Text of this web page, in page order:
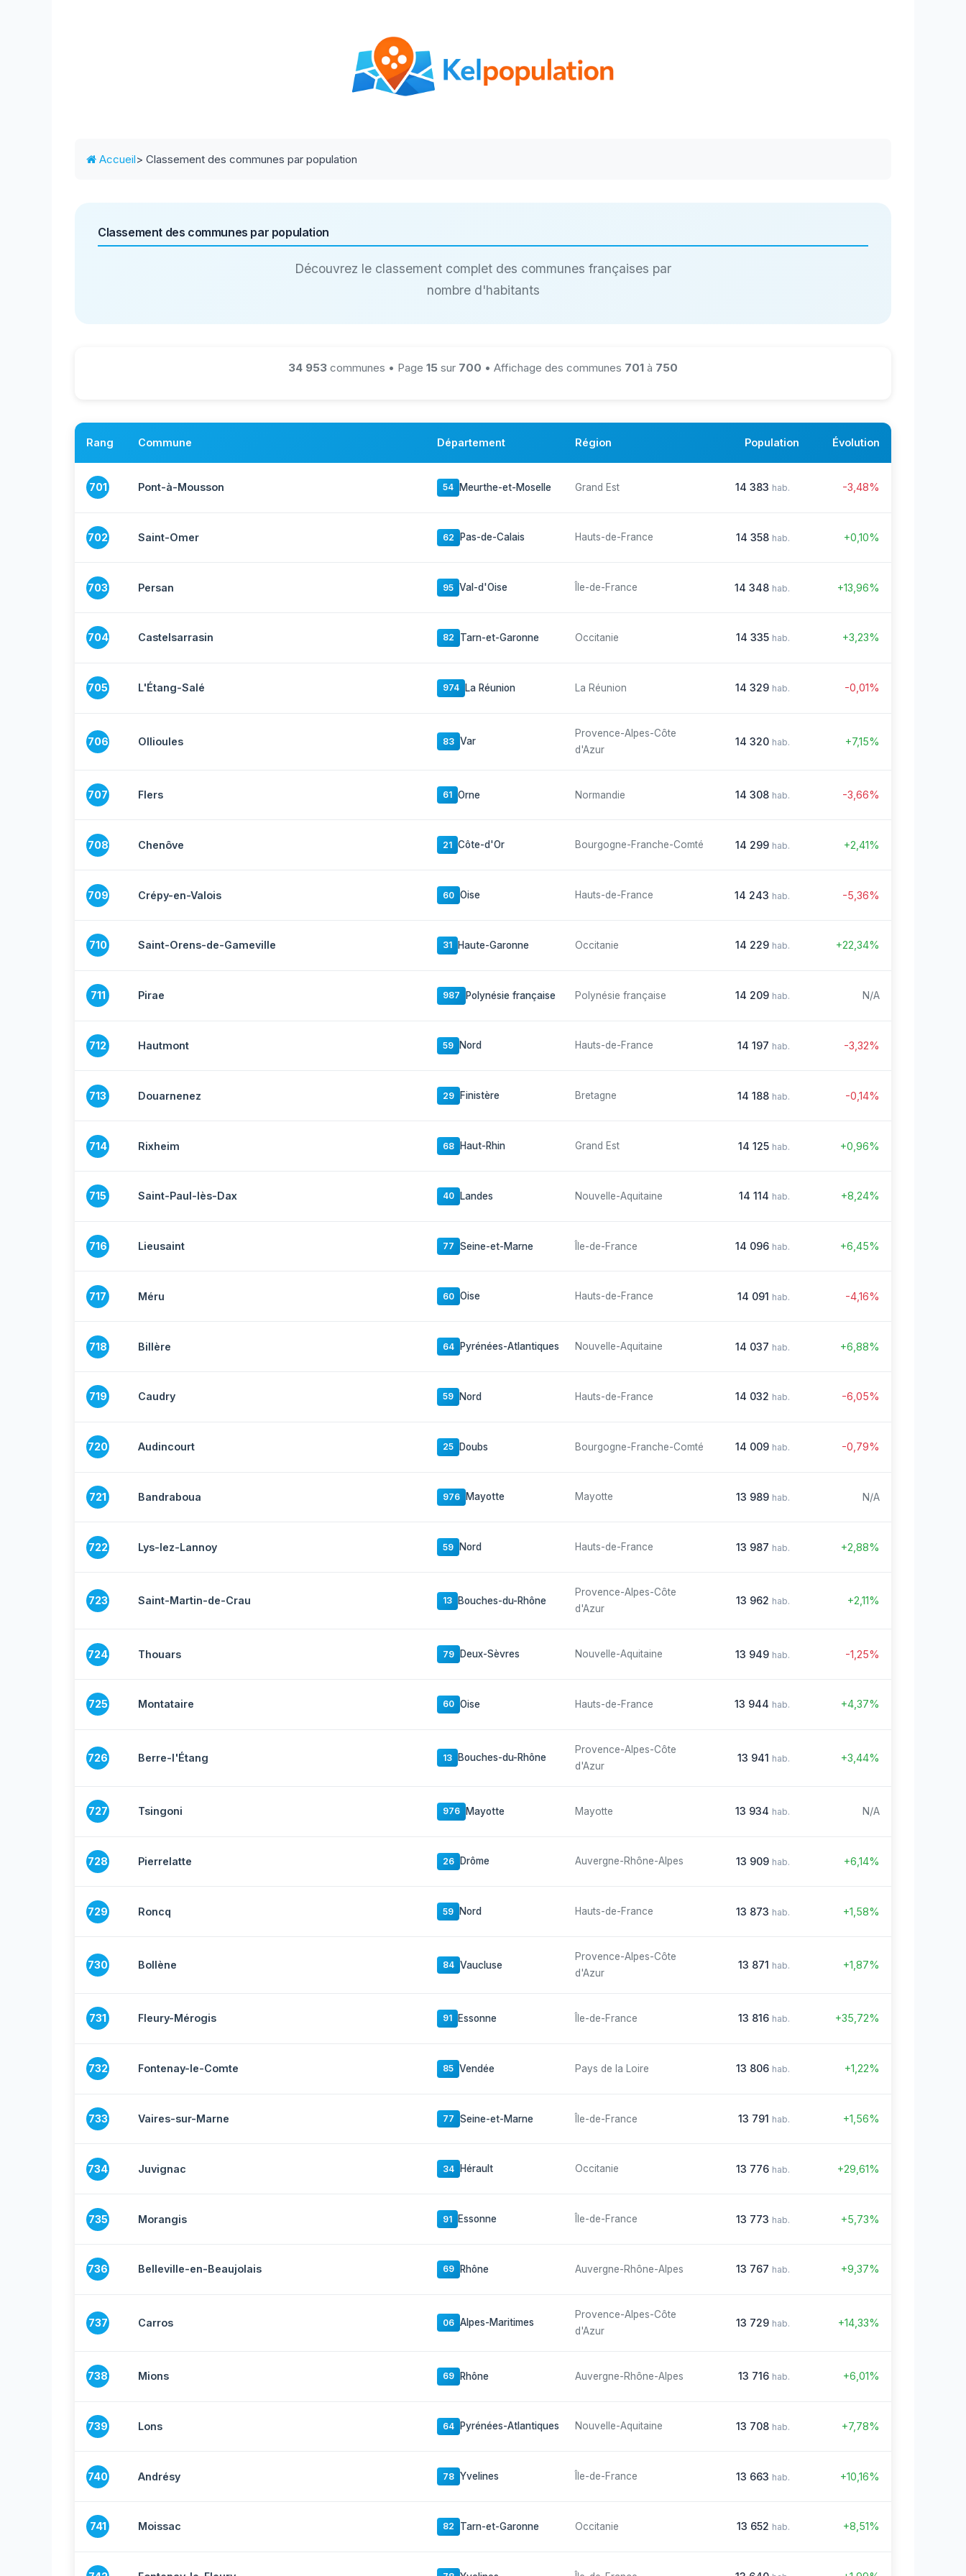
Accueil> Classement des communes par population
Classement des communes par population
Découvrez le classement complet des communes françaises par
nombre d'habitants
34 953 communes • Page 15 sur 700 • Affichage des communes 701 à 750
Rang Commune Département Région Population Évolution
701 Pont-à-Mousson 54 Meurthe-et-Moselle Grand Est 14 383 hab. -3,48%
702 Saint-Omer 62 Pas-de-Calais Hauts-de-France 14 358 hab. +0,10%
703 Persan 95 Val-d'Oise Île-de-France 14 348 hab. +13,96%
704 Castelsarrasin 82 Tarn-et-Garonne Occitanie 14 335 hab. +3,23%
705 L'Étang-Salé 974 La Réunion La Réunion 14 329 hab. -0,01%
706 Ollioules 83 Var
Provence-Alpes-Côte
d'Azur
14 320 hab. +7,15%
707 Flers 61 Orne Normandie 14 308 hab. -3,66%
708 Chenôve 21 Côte-d'Or Bourgogne-Franche-Comté 14 299 hab. +2,41%
709 Crépy-en-Valois 60 Oise Hauts-de-France 14 243 hab. -5,36%
710 Saint-Orens-de-Gameville 31 Haute-Garonne Occitanie 14 229 hab. +22,34%
711 Pirae 987 Polynésie française Polynésie française 14 209 hab. N/A
712 Hautmont 59 Nord Hauts-de-France 14 197 hab. -3,32%
713 Douarnenez 29 Finistère Bretagne 14 188 hab. -0,14%
714 Rixheim 68 Haut-Rhin Grand Est 14 125 hab. +0,96%
715 Saint-Paul-lès-Dax 40 Landes Nouvelle-Aquitaine 14 114 hab. +8,24%
716 Lieusaint 77 Seine-et-Marne Île-de-France 14 096 hab. +6,45%
717 Méru 60 Oise Hauts-de-France 14 091 hab. -4,16%
718 Billère 64 Pyrénées-Atlantiques Nouvelle-Aquitaine 14 037 hab. +6,88%
719 Caudry 59 Nord Hauts-de-France 14 032 hab. -6,05%
720 Audincourt 25 Doubs Bourgogne-Franche-Comté 14 009 hab. -0,79%
721 Bandraboua 976 Mayotte Mayotte 13 989 hab. N/A
722 Lys-lez-Lannoy 59 Nord Hauts-de-France 13 987 hab. +2,88%
723 Saint-Martin-de-Crau 13 Bouches-du-Rhône
Provence-Alpes-Côte
d'Azur
13 962 hab. +2,11%
724 Thouars 79 Deux-Sèvres Nouvelle-Aquitaine 13 949 hab. -1,25%
725 Montataire 60 Oise Hauts-de-France 13 944 hab. +4,37%
726 Berre-l'Étang 13 Bouches-du-Rhône
Provence-Alpes-Côte
d'Azur
13 941 hab. +3,44%
727 Tsingoni 976 Mayotte Mayotte 13 934 hab. N/A
728 Pierrelatte 26 Drôme Auvergne-Rhône-Alpes 13 909 hab. +6,14%
729 Roncq 59 Nord Hauts-de-France 13 873 hab. +1,58%
730 Bollène 84 Vaucluse
Provence-Alpes-Côte
d'Azur
13 871 hab. +1,87%
731 Fleury-Mérogis 91 Essonne Île-de-France 13 816 hab. +35,72%
732 Fontenay-le-Comte 85 Vendée Pays de la Loire 13 806 hab. +1,22%
733 Vaires-sur-Marne 77 Seine-et-Marne Île-de-France 13 791 hab. +1,56%
734 Juvignac 34 Hérault Occitanie 13 776 hab. +29,61%
735 Morangis 91 Essonne Île-de-France 13 773 hab. +5,73%
736 Belleville-en-Beaujolais 69 Rhône Auvergne-Rhône-Alpes 13 767 hab. +9,37%
737 Carros 06 Alpes-Maritimes
Provence-Alpes-Côte
d'Azur
13 729 hab. +14,33%
738 Mions 69 Rhône Auvergne-Rhône-Alpes 13 716 hab. +6,01%
739 Lons 64 Pyrénées-Atlantiques Nouvelle-Aquitaine 13 708 hab. +7,78%
740 Andrésy 78 Yvelines Île-de-France 13 663 hab. +10,16%
741 Moissac 82 Tarn-et-Garonne Occitanie 13 652 hab. +8,51%